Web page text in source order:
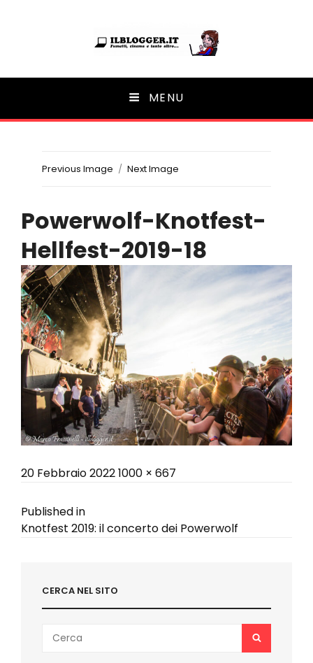
Ilblogger.it
Il portalino di blog | MENU
Previous Image Next Image
Powerwolf-Knotfest-
Hellfest-2019-18
Posted
20 Febbraio 2022Full
1000 × 667
Navigazione
Published in
Knotfest 2019: il concerto dei Powerwolf
CERCA NEL SITO
for:
SEARCH